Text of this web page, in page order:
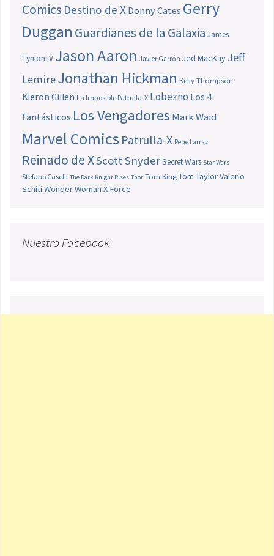
Comics Destino de X Donny Cates Gerry
Duggan Guardianes de la Galaxia James
Tynion IV Jason Aaron Javier Garrón Jed MacKay Jeff
LemireJonathan Hickman Kelly Thompson
Kieron Gillen La Imposible Patrulla-X Lobezno Los 4
Fantásticos Los Vengadores Mark Waid
Marvel Comics Patrulla-X Pepe Larraz
Reinado de XScott SnyderSecret Wars Star Wars
Stefano Caselli The Dark Knight Rises Thor Tom King Tom TaylorValerio
Schiti Wonder Woman X-Force
Nuestro Facebook